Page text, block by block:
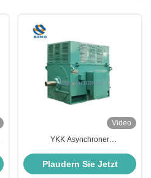
Video
YKK Asynchroner
Horizontalemontierter Motor
6000V 800KW
Plaudern Sie Jetzt